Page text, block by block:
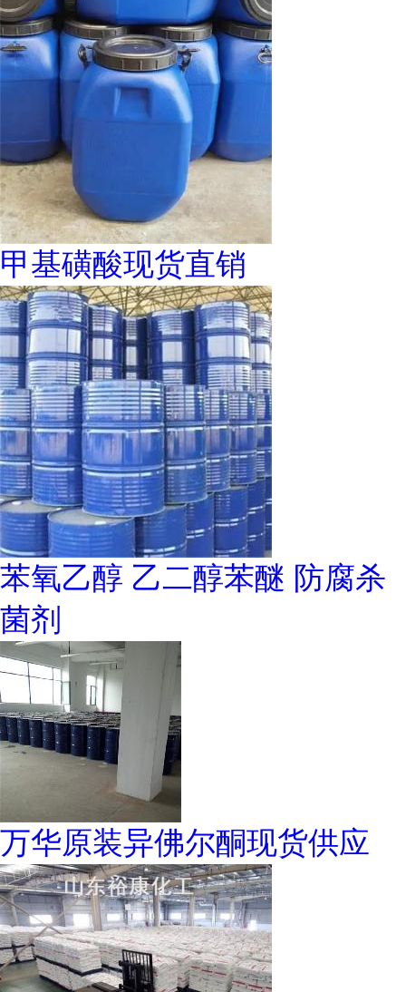
甲基磺酸现货直销
苯氧乙醇 乙二醇苯醚 防腐杀
菌剂
万华原装异佛尔酮现货供应